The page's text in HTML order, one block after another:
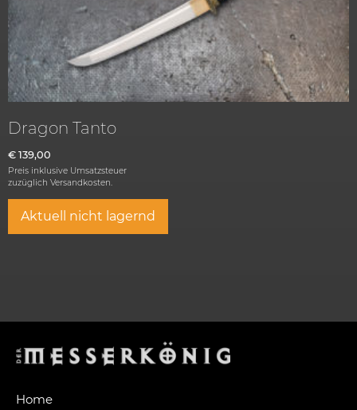
Dragon Tanto
€ 139,00
Preis inklusive Umsatzsteuer
zuzüglich Versandkosten.
Aktuell nicht lagernd
Home